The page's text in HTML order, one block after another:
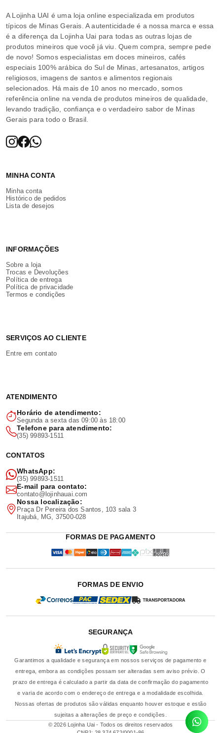
A Lojinha UAI é uma loja online especializada em produtos
típicos de Minas Gerais. A autenticidade é a nossa marca e essa
é a diferença da Lojinha Uai para todas as outras lojas de
produtos mineiros que você já viu. Quem compra, sempre pede
de novo! Somos especialistas em doces mineiros, cafés
especiais 100% arábica do Sul de Minas, artesanatos, artigos
religiosos, imagens de santos e alimentos regionais
selecionados. Há mais de 10 anos no mercado, somos
referência online na venda de produtos mineiros de qualidade,
levando tradição, confiança e o verdadeiro sabor de Minas
Gerais para todo o Brasil.
MINHA CONTA
Minha conta
Histórico de pedidos
Lista de desejos
INFORMAÇÕES
Sobre a loja
Trocas e Devoluções
Política de entrega
Política de privacidade
Termos e condições
SERVIÇOS AO CLIENTE
Entre em contato
ATENDIMENTO
Horário de atendimento:
Segunda a sexta das 09:00 às 18:00
Telefone para atendimento:
(35) 99893-1511
CONTATOS
WhatsApp:
(35) 99893-1511
E-mail para contato:
contato@lojinhauai.com
Nossa localização:
Praça Dr Pereira dos Santos, 103 sala 3
Itajubá, MG, 37500-028
FORMAS DE PAGAMENTO
FORMAS DE ENVIO
SEGURANÇA
Garantimos a qualidade e segurança em nossos serviços de pagamento e
entrega, embora as condições possam ser alteradas sem aviso prévio. O
prazo de entrega é calculado a partir da data de confirmação do pagamento
e varia de acordo com o endereço de entrega e a modalidade escolhida.
Nossas ofertas de produtos são válidas enquanto houver estoque e estão
sujeitas a alterações de preço e condições.
© 2026 Lojinha Uai - Todos os direitos reservados